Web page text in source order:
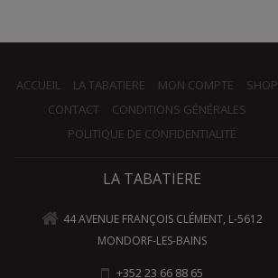
ACCUEIL LA TABATIERE MON COMPTE
SHOP
CONTACT
CONDITIONS GÉNÉRALES
POLITIQUE DE CONFIDENTIALITÉ
LA TABATIERE
44 AVENUE FRANÇOIS CLÉMENT, L-5612
MONDORF-LES-BAINS
+352 23 66 88 65